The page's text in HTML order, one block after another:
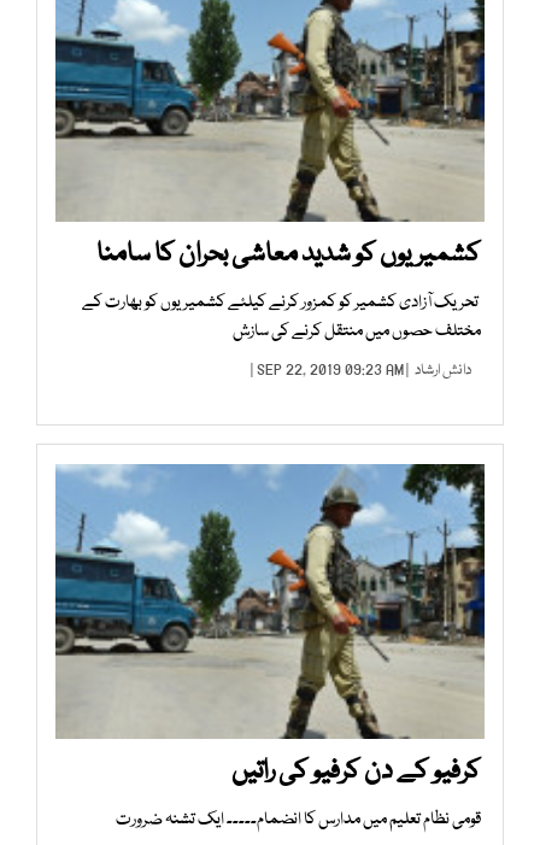
کشمیریوں کو شدید معاشی بحران کا سامنا
تحریک آزادی کشمیر کو کمزور کرنے کیلئے کشمیریوں کو بھارت کے
مختلف حصوں میں منتقل کرنے کی سازش
دانش ارشاد
کرفیو کے دن کرفیو کی راتیں
قومی نظام تعلیم میں مدارس کا انضمام۔۔۔۔۔ ایک تشنہ ضرورت